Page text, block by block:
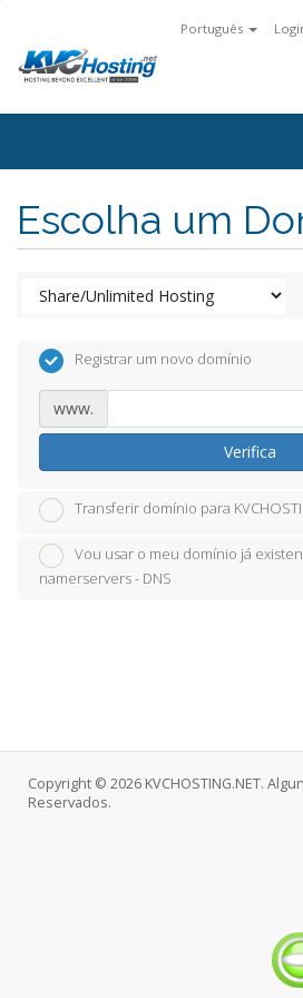
Português
Escolha um
Registrar um novo domínio
www.
Verifica
Transferir domínio para
Vou usar o meu domínio já
namerservers - DNS
Copyright © 2026 KVCHOSTING.NET.
Reservados.